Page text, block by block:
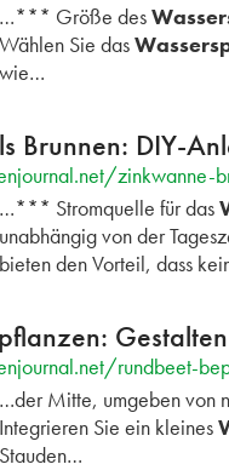
…*** Größe des
Wählen Sie das
wie…
Brunnen: DIY-
zinkwanne-
…*** Stromquelle für das
unabhängig von der
bieten den Vorteil, dass
rundbeet-
…der Mitte, umgeben von
Integrieren Sie ein kleines
Stauden…